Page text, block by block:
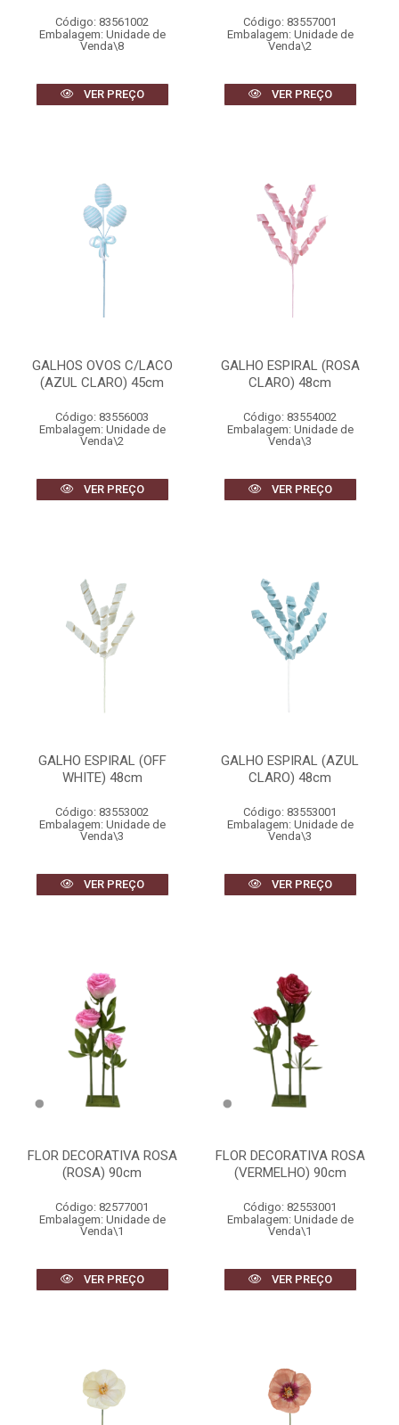
Código: 83561002
Embalagem: Unidade de
Venda\8
VER PREÇO
Código: 83557001
Embalagem: Unidade de
Venda\2
VER PREÇO
GALHOS OVOS C/LACO
(AZUL CLARO) 45cm
Código: 83556003
Embalagem: Unidade de
Venda\2
VER PREÇO
GALHO ESPIRAL (ROSA
CLARO) 48cm
Código: 83554002
Embalagem: Unidade de
Venda\3
VER PREÇO
GALHO ESPIRAL (OFF
WHITE) 48cm
Código: 83553002
Embalagem: Unidade de
Venda\3
VER PREÇO
GALHO ESPIRAL (AZUL
CLARO) 48cm
Código: 83553001
Embalagem: Unidade de
Venda\3
VER PREÇO
FLOR DECORATIVA ROSA
(ROSA) 90cm
Código: 82577001
Embalagem: Unidade de
Venda\1
VER PREÇO
FLOR DECORATIVA ROSA
(VERMELHO) 90cm
Código: 82553001
Embalagem: Unidade de
Venda\1
VER PREÇO